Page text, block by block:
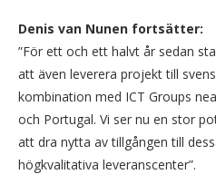
Denis van Nunen fortsätter:
”För ett och ett halvt år sedan
att även leverera projekt till
kombination med ICT Groups
och Portugal. Vi ser nu en stor
att dra nytta av tillgången till
högkvalitativa leveranscenter”.